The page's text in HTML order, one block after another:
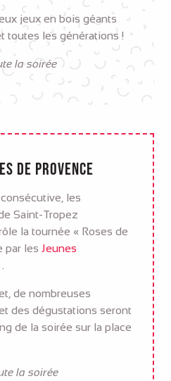
jeux en bois géants
toutes les générations !
la soirée
de Provence
les
Saint-Tropez
la tournée « Roses de
par les Jeunes
de nombreuses
des dégustations seront
de la soirée sur la place
la soirée